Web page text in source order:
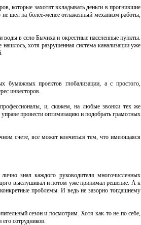
которые захотят вкладывать деньги в прогнившие
шел на более-менее отлаженный механизм работы,
воды в село Бычиха и окрестные населенные пункты.
хотя разрушенная система канализации уже
бумажных проектов глобализации, а с простого,
инвесторов.
и, скажем, на любые звонки тех же
провести оптимизацию и подобрать грамотных
счете, все может кончиться тем, что имеющаяся
знал каждого руководителя многочисленных
выслушивал и потом уже принимал решение. А к
проблемы. И ведь не зазорно тогдашнему
сезон и посмотрим. Хотя как-то не по себе,
сотрудников.